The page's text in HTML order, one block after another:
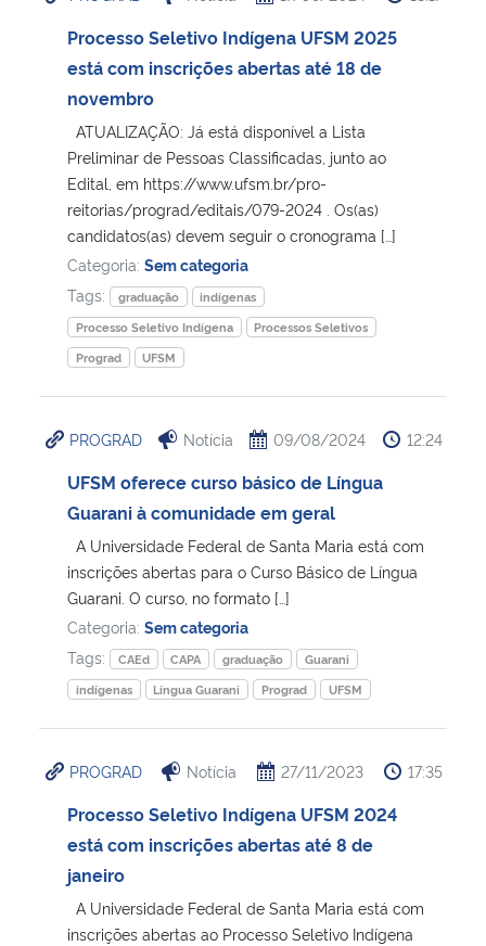
Processo Seletivo Indígena UFSM 2025
está com inscrições abertas até 18 de
novembro
ATUALIZAÇÃO: Já está disponível a Lista
Preliminar de Pessoas Classificadas, junto ao
Edital, em https://www.ufsm.br/pro-
reitorias/prograd/editais/079-2024 . Os(as)
candidatos(as) devem seguir o cronograma […]
Categoria: Sem categoria
Tags:
graduação
indígenas
Processo Seletivo Indígena
Processos Seletivos
Prograd
UFSM
PROGRAD Notícia 09/08/2024 12:24
UFSM oferece curso básico de Língua
Guarani à comunidade em geral
A Universidade Federal de Santa Maria está com
inscrições abertas para o Curso Básico de Língua
Guarani. O curso, no formato […]
Categoria: Sem categoria
Tags:
CAEd CAPA graduação
Guarani
indígenas
Língua Guarani Prograd UFSM
PROGRAD Notícia 27/11/2023 17:35
Processo Seletivo Indígena UFSM 2024
está com inscrições abertas até 8 de
janeiro
A Universidade Federal de Santa Maria está com
inscrições abertas ao Processo Seletivo Indígena